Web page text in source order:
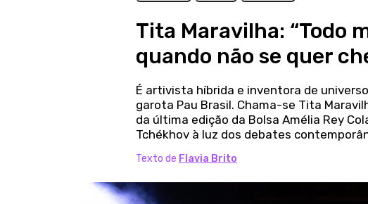
Tita Maravilha: “Todo
quando não se quer
É artivista híbrida e inventora de
garota Pau Brasil. Chama-se Tita
da última edição da Bolsa Amélia Rey
Tchékhov à luz dos debates
Texto de Flavia Brito